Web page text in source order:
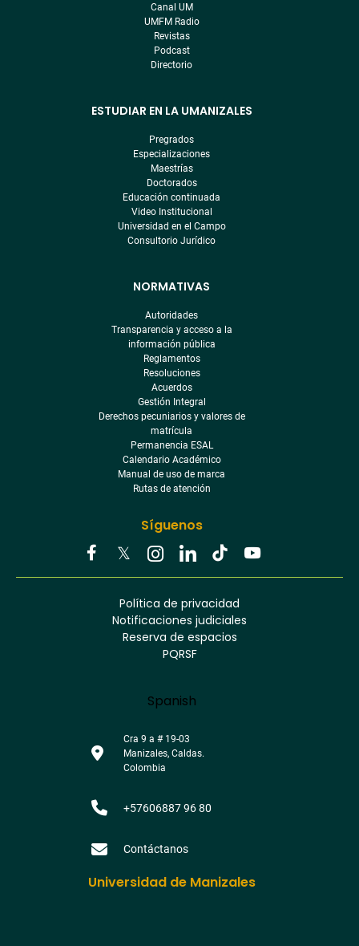
Síguenos
TwitterInstagramLinkedinTiktokYoutube
Canal UM
UMFM Radio
Revistas
Podcast
Directorio
ESTUDIAR EN LA UMANIZALES
Pregrados
Especializaciones
Maestrías
Doctorados
Educación continuada
Video Institucional
Universidad en el Campo
Consultorio Jurídico
NORMATIVAS
Autoridades
Transparencia y acceso a la
información pública
Reglamentos
Resoluciones
Acuerdos
Gestión Integral
Derechos pecuniarios y valores de
matrícula
Permanencia ESAL
Calendario Académico
Manual de uso de marca
Rutas de atención
Política de privacidad
Notificaciones judiciales
Reserva de espacios
PQRSF
Language
Spanish
Cra 9 a # 19-03
Manizales, Caldas.
Colombia
+57606887 96 80
Contáctanos
Universidad de Manizales